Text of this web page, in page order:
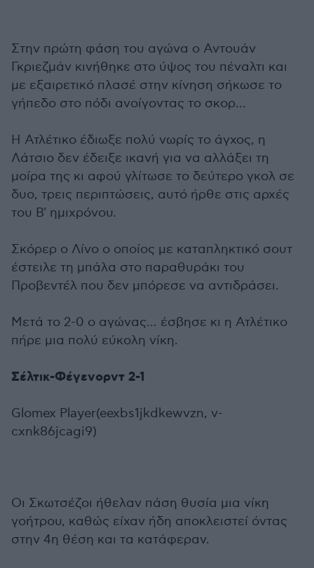
Στην πρώτη φάση του αγώνα ο Αντουάν
Γκριεζμάν κινήθηκε στο ύψος του πέναλτι και
με εξαιρετικό πλασέ στην κίνηση σήκωσε το
γήπεδο στο πόδι ανοίγοντας το σκορ...
Η Ατλέτικο έδιωξε πολύ νωρίς το άγχος, η
Λάτσιο δεν έδειξε ικανή για να αλλάξει τη
μοίρα της κι αφού γλίτωσε το δεύτερο γκολ σε
δυο, τρεις περιπτώσεις, αυτό ήρθε στις αρχές
του Β' ημιχρόνου.
Σκόρερ ο Λίνο ο οποίος με καταπληκτικό σουτ
έστειλε τη μπάλα στο παραθυράκι του
Προβεντέλ που δεν μπόρεσε να αντιδράσει.
Μετά το 2-0 ο αγώνας... έσβησε κι η Ατλέτικο
πήρε μια πολύ εύκολη νίκη.
Σέλτικ-Φέγενορντ 2-1
Glomex Player(eexbs1jkdkewvzn, v-
cxnk86jcagi9)
Οι Σκωτσέζοι ήθελαν πάση θυσία μια νίκη
γοήτρου, καθώς είχαν ήδη αποκλειστεί όντας
στην 4η θέση και τα κατάφεραν.